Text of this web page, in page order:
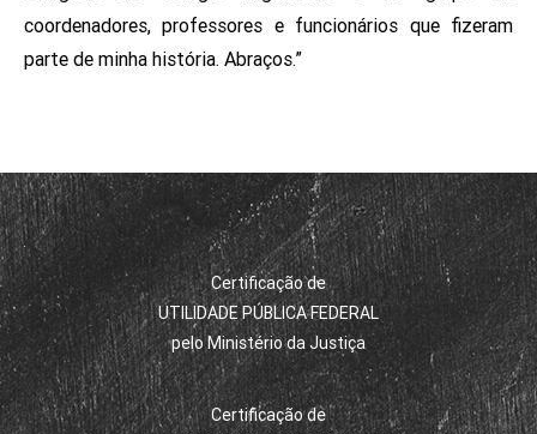
coordenadores, professores e funcionários que fizeram
parte de minha história. Abraços.”
Certificação de
UTILIDADE PÚBLICA FEDERAL
pelo Ministério da Justiça
Certificação de